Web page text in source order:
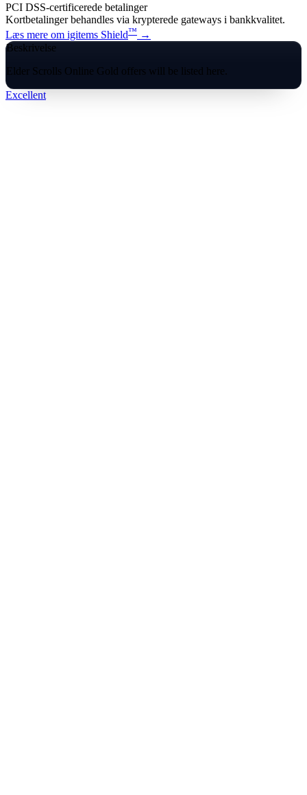
PCI DSS-certificerede betalinger
Kortbetalinger behandles via krypterede gateways i bankkvalitet.
Læs mere om igitems Shield™ →
Beskrivelse
Elder Scrolls Online Gold offers will be listed here.
Excellent